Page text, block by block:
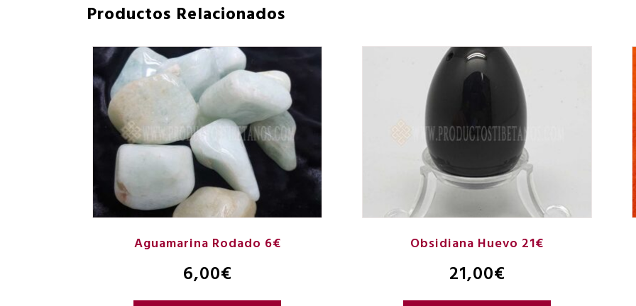
Productos Relacionados
Aguamarina Rodado 6€
6,00€
Obsidiana Huevo 21€
21,00€